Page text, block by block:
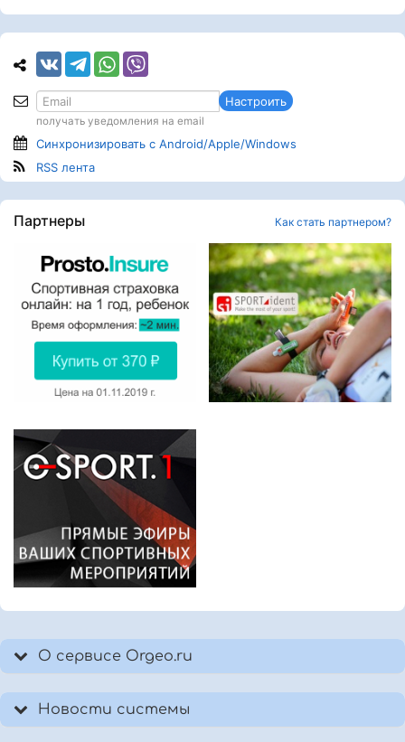
Настроить
получать уведомления на email
Синхронизировать с Android/Apple/Windows
RSS лента
Партнеры Как стать партнером?
О сервисе Orgeo.ru
Новости системы